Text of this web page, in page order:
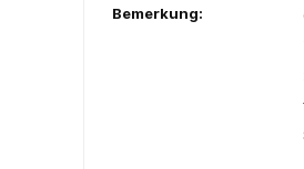
Bemerkung: